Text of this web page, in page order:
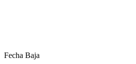
Fecha Baja